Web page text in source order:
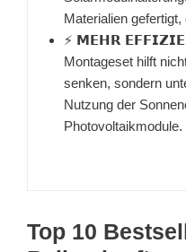
Materialien
⚡ 𝗠𝗘𝗛𝗥
Montageset hilft
senken, sondern
Nutzung der
Photovoltaikmodule.
Top 10